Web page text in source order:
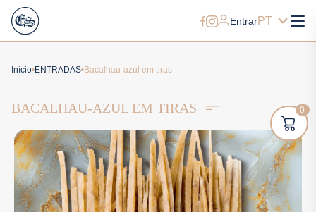
EntrarPT
Início ENTRADAS Bacalhau-azul em tiras
BACALHAU-AZUL EM TIRAS 0